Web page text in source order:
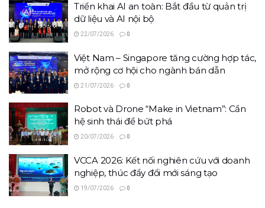
Triển khai AI an toàn: Bắt đầu từ quản trị
dữ liệu và AI nội bộ
22/07/2026 0
Việt Nam – Singapore tăng cường hợp tác,
mở rộng cơ hội cho ngành bán dẫn
21/07/2026 0
Robot và Drone “Make in Vietnam”: Cần
hệ sinh thái để bứt phá
20/07/2026 0
VCCA 2026: Kết nối nghiên cứu với doanh
nghiệp, thúc đẩy đổi mới sáng tạo
19/07/2026 0